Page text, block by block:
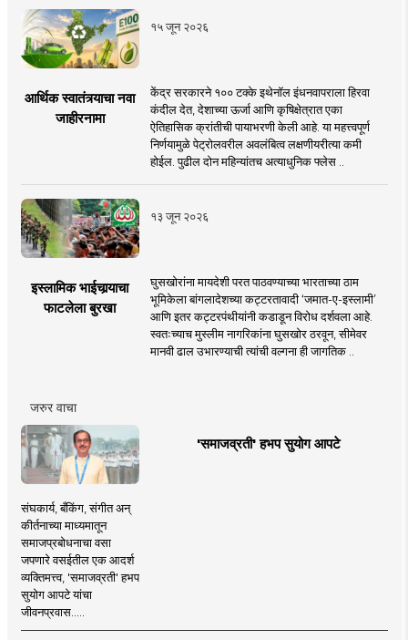
१५ जून २०२६
आर्थिक स्वातंत्र्याचा नवा
जाहीरनामा
केंद्र सरकारने १०० टक्के इथेनॉल इंधनवापराला हिरवा
कंदील देत, देशाच्या ऊर्जा आणि कृषिक्षेत्रात एका
ऐतिहासिक क्रांतीची पायाभरणी केली आहे. या महत्त्वपूर्ण
निर्णयामुळे पेट्रोलवरील अवलंबित्व लक्षणीयरीत्या कमी
होईल. पुढील दोन महिन्यांतच अत्याधुनिक फ्लेस ..
१३ जून २०२६
इस्लामिक भाईचार्‍याचा
फाटलेला बुरखा
घुसखोरांना मायदेशी परत पाठवण्याच्या भारताच्या ठाम
भूमिकेला बांगलादेशच्या कट्टरतावादी ‘जमात-ए-इस्लामी’
आणि इतर कट्टरपंथीयांनी कडाडून विरोध दर्शवला आहे.
स्वतःच्याच मुस्लीम नागरिकांना घुसखोर ठरवून, सीमेवर
मानवी ढाल उभारण्याची त्यांची वल्गना ही जागतिक ..
जरुर वाचा
'समाजव्रती' हभप सुयोग आपटे
संघकार्य, बँकिंग, संगीत अन्
कीर्तनाच्या माध्यमातून
समाजप्रबोधनाचा वसा
जपणारे वसईतील एक आदर्श
व्यक्तिमत्त्व, 'समाजव्रती' हभप
सुयोग आपटे यांचा
जीवनप्रवास.....